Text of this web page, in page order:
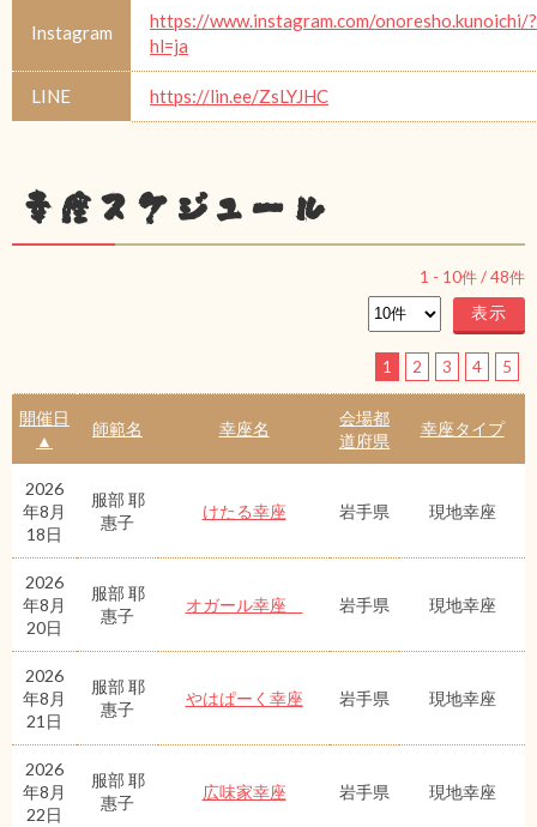
Instagram
https://www.instagram.com/onoresho.kunoichi/?
hl=ja
LINE https://lin.ee/ZsLYJHC
幸座スケジュール
1 - 10件 /48件
1 2 3 4 5
開催日
▲
師範名 幸座名
会場都
道府県
幸座タイプ
2026
年8月
18日
服部 耶
惠子
けたる幸座 岩手県 現地幸座
2026
年8月
20日
服部 耶
惠子
オガール幸座 岩手県 現地幸座
2026
年8月
21日
服部 耶
惠子
やはぱーく幸座 岩手県 現地幸座
2026
年8月
22日
服部 耶
惠子
広味家幸座 岩手県 現地幸座